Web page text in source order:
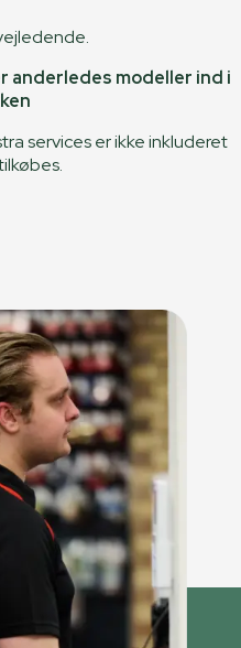
anderledes modeller ind i
services er ikke inkluderet